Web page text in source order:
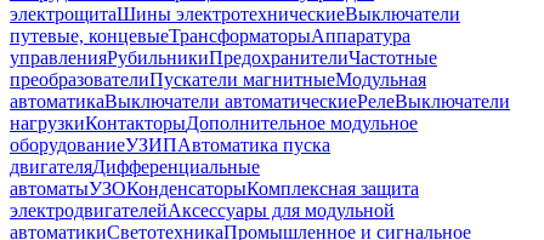
электрощитаШины электротехническиеВыключатели
путевые, концевыеТрансформаторыАппаратура
управленияРубильникиПредохранителиЧастотные
преобразователиПускатели магнитныеМодульная
автоматикаВыключатели автоматическиеРелеВыключатели
нагрузкиКонтакторыДополнительное модульное
оборудованиеУЗИПАвтоматика пуска
двигателяДифференциальные
автоматыУЗОКонденсаторыКомплексная защита
электродвигателейАксессуары для модульной
автоматикиСветотехникаПромышленное и сигнальное